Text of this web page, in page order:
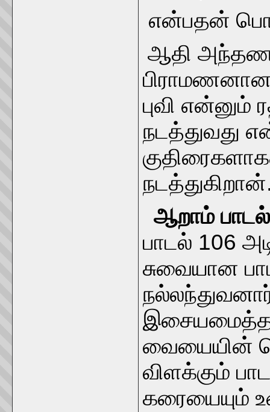
என்பதன்
ஆதி
புவி என்னும்
நடத்துவது
ஆறாம் பாடல்
பாடல் 106
சுவையான
வையையின்
விளக்கும்
கரையையும்